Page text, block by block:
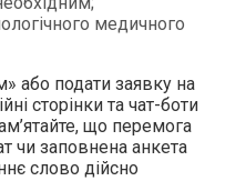
медичного
або подати заявку на
сторінки та чат-боти
що перемога
чи заповнена анкета
слово дійсно